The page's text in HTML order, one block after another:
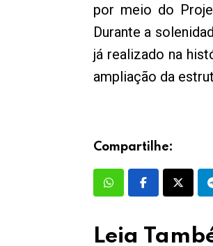
por meio do
Durante a
já realizado na
ampliação da
Compartilhe:
Leia